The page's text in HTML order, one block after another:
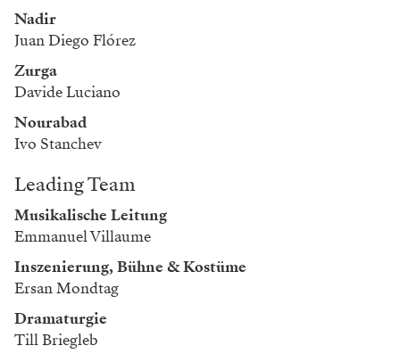
Nadir
Juan Diego Flórez
Zurga
Davide Luciano
Nourabad
Ivo Stanchev
Leading Team
Musikalische Leitung
Emmanuel Villaume
Inszenierung, Bühne & Kostüme
Ersan Mondtag
Dramaturgie
Till Briegleb